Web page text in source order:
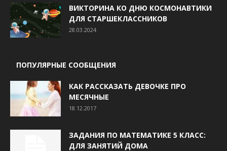
ВИКТОРИНА КО ДНЮ КОСМОНАВТИКИ
ДЛЯ СТАРШЕКЛАССНИКОВ
28.03.2024
ПОПУЛЯРНЫЕ СООБЩЕНИЯ
КАК РАССКАЗАТЬ ДЕВОЧКЕ ПРО
МЕСЯЧНЫЕ
18.12.2017
ЗАДАНИЯ ПО МАТЕМАТИКЕ 5 КЛАСС:
ДЛЯ ЗАНЯТИЙ ДОМА